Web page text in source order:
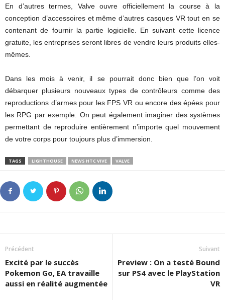
En d’autres termes, Valve ouvre officiellement la course à la
conception d’accessoires et même d’autres casques VR tout en se
contenant de fournir la partie logicielle. En suivant cette licence
gratuite, les entreprises seront libres de vendre leurs produits elles-
mêmes.
Dans les mois à venir, il se pourrait donc bien que l’on voit
débarquer plusieurs nouveaux types de contrôleurs comme des
reproductions d’armes pour les FPS VR ou encore des épées pour
les RPG par exemple. On peut également imaginer des systèmes
permettant de reproduire entièrement n’importe quel mouvement
de votre corps pour toujours plus d’immersion.
TAGS LIGHTHOUSE NEWS HTC VIVE VALVE
Précédent
Excité par le succès
Pokemon Go, EA travaille
aussi en réalité augmentée
Suivant
Preview : On a testé Bound
sur PS4 avec le PlayStation
VR